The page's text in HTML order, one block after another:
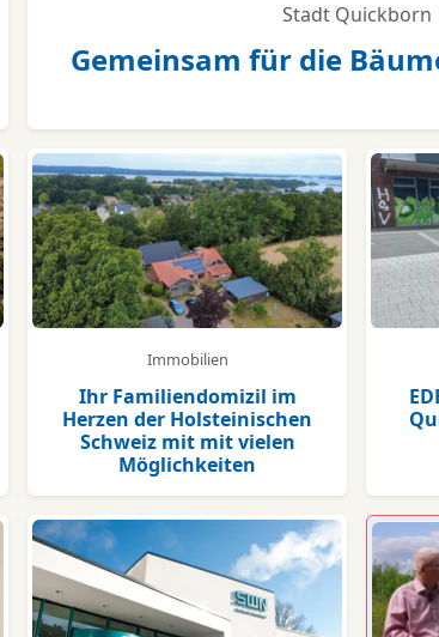
Stadt Quickborn
Gemeinsam für die
Immobilien
Ihr Familiendomizil im
Herzen der Holsteinischen
Schweiz mit mit vielen
Möglichkeiten